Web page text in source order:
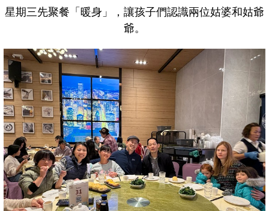
星期三先聚餐「暖身」，讓孩子們認識兩位姑婆和姑爺
爺。